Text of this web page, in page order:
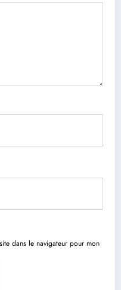
dans le navigateur pour mon